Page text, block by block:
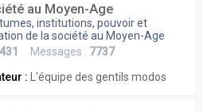
au Moyen-Age
institutions, pouvoir et
de la société au Moyen-Age
431 Messages : 7737
:
L'équipe des gentils modos